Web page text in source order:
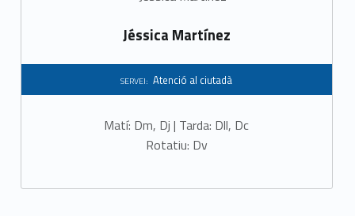
Jéssica Martínez
SERVEI: Atenció al ciutadà
Matí: Dm, Dj | Tarda: Dll, Dc
Rotatiu: Dv